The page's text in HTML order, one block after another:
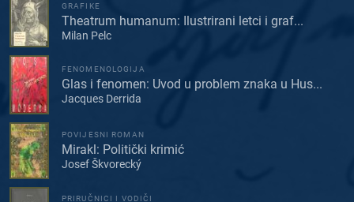
GRAFIKE
Theatrum humanum: Ilustrirani letci i graf...
Milan Pelc
FENOMENOLOGIJA
Glas i fenomen: Uvod u problem znaka u Hus...
Jacques Derrida
POVIJESNI ROMAN
Mirakl: Politički krimić
Josef Škvorecký
PRIRUČNICI I VODIČI